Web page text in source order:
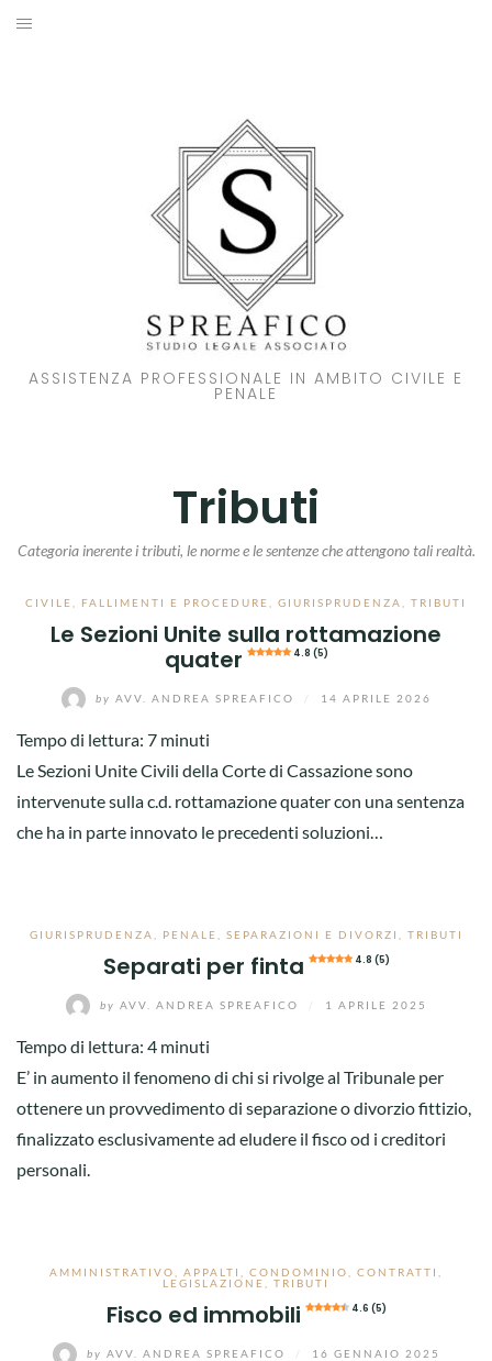
Skip
ASSISTENZA PROFESSIONALE IN AMBITO CIVILE E
PENALE
Tributi
Categoria inerente i tributi, le norme e le sentenze che attengono tali realtà.
CIVILE FALLIMENTI E PROCEDURE GIURISPRUDENZA TRIBUTI
Le Sezioni Unite sulla rottamazione
quater
4.8 (5)
by AVV. ANDREA SPREAFICO 14 APRILE 2026
Tempo di lettura: 7 minuti
Le Sezioni Unite Civili della Corte di Cassazione sono
intervenute sulla c.d. rottamazione quater con una sentenza
che ha in parte innovato le precedenti soluzioni…
GIURISPRUDENZA PENALE SEPARAZIONI E DIVORZI TRIBUTI
Separati per finta 4.8 (5)
by AVV. ANDREA SPREAFICO 1 APRILE 2025
Tempo di lettura: 4 minuti
E’ in aumento il fenomeno di chi si rivolge al Tribunale per
ottenere un provvedimento di separazione o divorzio fittizio,
finalizzato esclusivamente ad eludere il fisco od i creditori
personali.
AMMINISTRATIVO APPALTI CONDOMINIO CONTRATTI
LEGISLAZIONE
TRIBUTI
Fisco ed immobili 4.6 (5)
by AVV. ANDREA SPREAFICO 16 GENNAIO 2025